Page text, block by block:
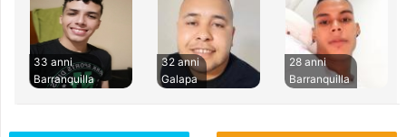
33 anni
Barranquilla
32 anni
Galapa
28 anni
Barranquilla